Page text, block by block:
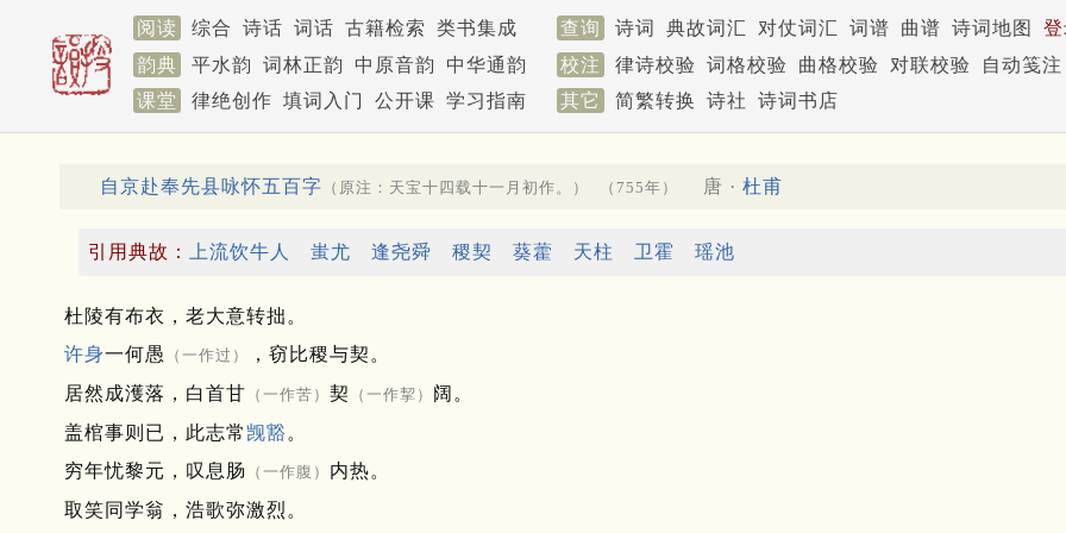
阅读 综合 诗话 词话 古籍检索 类书集成 查询 诗词 典故词汇 对仗词汇 词谱 曲谱 诗词地图
韵典
平水韵 词林正韵 中原音韵 中华通韵 校注 律诗校验 词格校验 曲格校验 对联校验
自动笺注
课堂
律绝创作 填词入门 公开课 学习指南 其它 简繁转换 诗社 诗词书店
自京赴奉先县咏怀五百字 （原注：天宝十四载十一月初作。） （755年） 唐 · 杜甫
引用典故： 上流饮牛人 蚩尤 逢尧舜 稷契 葵藿 天柱 卫霍 瑶池
杜陵有布衣，老大意转拙。
许身一何愚 （一作过）
，窃比稷与契。
居然成濩落，白首甘 （一作苦） 契 （一作挈） 阔。
盖棺事则已，此志常觊豁 。
穷年忧黎元，叹息肠
（一作腹） 内热。
取笑同学翁，浩歌弥激烈。